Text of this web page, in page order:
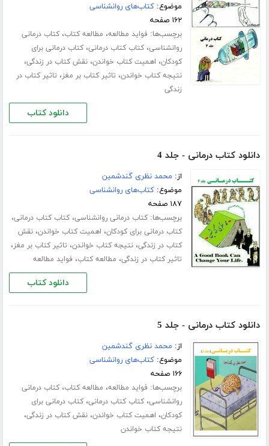
موضوع:کتاب‌های روانشناسی
۱۶۲ صفحه
برچسب‌ها: فواید مطالعه، مطالعه کتاب،کتاب درمانی
روانشناسی،کتاب کتاب درمانی،کتاب درمانی برای
کودکان، اهمیت کتاب خواندن،نقش کتاب در زندگی،
نتیجه کتاب خواندن، تاثیر کتاب بر مغز، تاثیر کتاب در
زندگی
دانلود کتاب
دانلود کتاب درمانی - جلد 4
از: محمد نظری گندشمین
موضوع:کتاب‌های روانشناسی
۱۸۷ صفحه
برچسب‌ها:کتاب درمانی روانشناسی،کتاب کتاب درمانی،
کتاب درمانی برای کودکان، اهمیت کتاب خواندن،نقش
کتاب در زندگی،نتیجه کتاب خواندن، تاثیر کتاب بر مغز،
تاثیر کتاب در زندگی، مطالعه کتاب، فواید مطالعه
دانلود کتاب
دانلود کتاب درمانی - جلد 5
از: محمد نظری گندشمین
موضوع:کتاب‌های روانشناسی
۱۶۶ صفحه
برچسب‌ها: فواید مطالعه، مطالعه کتاب،کتاب درمانی
روانشناسی،کتاب کتاب درمانی،کتاب درمانی برای
کودکان، اهمیت کتاب خواندن،نقش کتاب در زندگی،
نتیجه کتاب خواندن